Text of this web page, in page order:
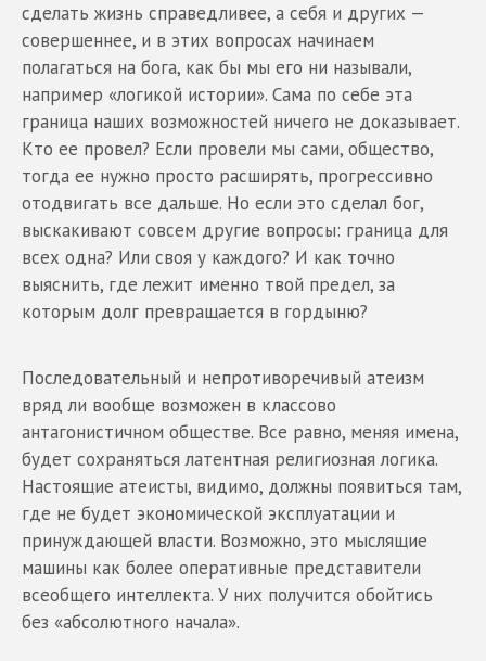
сделать жизнь справедливее, а себя и других —
совершеннее, и в этих вопросах начинаем
полагаться на бога, как бы мы его ни называли,
например «логикой истории». Сама по себе эта
граница наших возможностей ничего не доказывает.
Кто ее провел? Если провели мы сами, общество,
тогда ее нужно просто расширять, прогрессивно
отодвигать все дальше. Но если это сделал бог,
выскакивают совсем другие вопросы: граница для
всех одна? Или своя у каждого? И как точно
выяснить, где лежит именно твой предел, за
которым долг превращается в гордыню?
Последовательный и непротиворечивый атеизм
вряд ли вообще возможен в классово
антагонистичном обществе. Все равно, меняя имена,
будет сохраняться латентная религиозная логика.
Настоящие атеисты, видимо, должны появиться там,
где не будет экономической эксплуатации и
принуждающей власти. Возможно, это мыслящие
машины как более оперативные представители
всеобщего интеллекта. У них получится обойтись
без «абсолютного начала».